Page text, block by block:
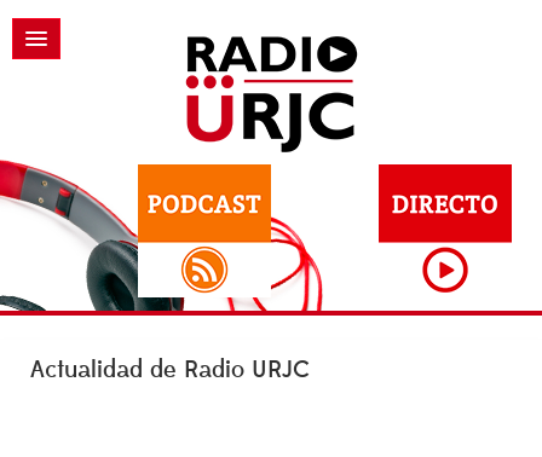
Actualidad de Radio URJC